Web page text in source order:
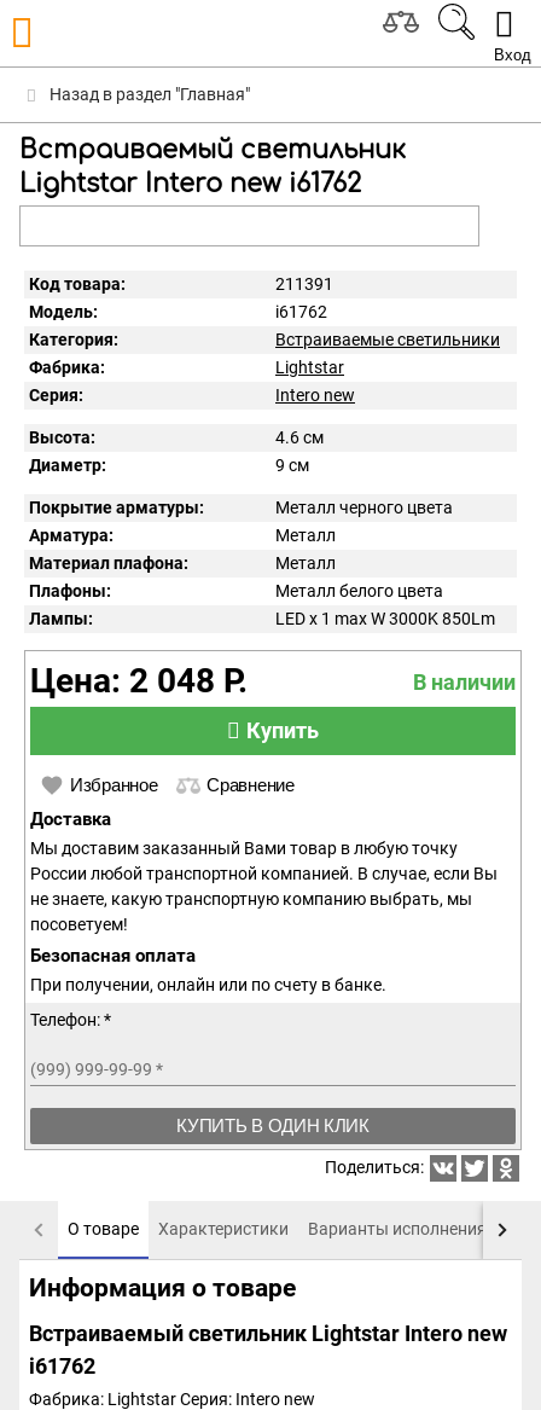
Вход
Назад в раздел "Главная"
Встраиваемый светильник
Lightstar Intero new i61762
Код товара:
211391
Модель:
i61762
Категория:
Встраиваемые светильники
Фабрика:
Lightstar
Серия:
Intero new
Высота:
4.6 см
Диаметр:
9 см
Покрытие арматуры:
Металл черного цвета
Арматура:
Металл
Материал плафона:
Металл
Плафоны:
Металл белого цвета
Лампы:
LED x 1 max W 3000K 850Lm
Цена: 2 048 Р.
В наличии
Купить
Избранное Сравнение
Доставка
Мы доставим заказанный Вами товар в любую точку
России любой транспортной компанией. В случае, если Вы
не знаете, какую транспортную компанию выбрать, мы
посоветуем!
Безопасная оплата
При получении, онлайн или по счету в банке.
Телефон: *
(999) 999-99-99 *
КУПИТЬ В ОДИН КЛИК
Поделиться:
О товаре Характеристики Варианты исполнения
Информация о товаре
Встраиваемый светильник Lightstar Intero new
i61762
Фабрика: LightstarСерия: Intero new